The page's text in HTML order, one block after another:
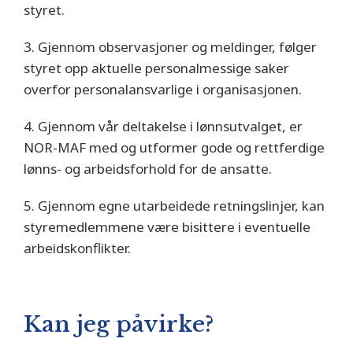
styret.
3. Gjennom observasjoner og meldinger, følger
styret opp aktuelle personalmessige saker
overfor personalansvarlige i organisasjonen.
4. Gjennom vår deltakelse i lønnsutvalget, er
NOR-MAF med og utformer gode og rettferdige
lønns- og arbeidsforhold for de ansatte.
5. Gjennom egne utarbeidede retningslinjer, kan
styremedlemmene være bisittere i eventuelle
arbeidskonflikter.
Kan jeg påvirke?